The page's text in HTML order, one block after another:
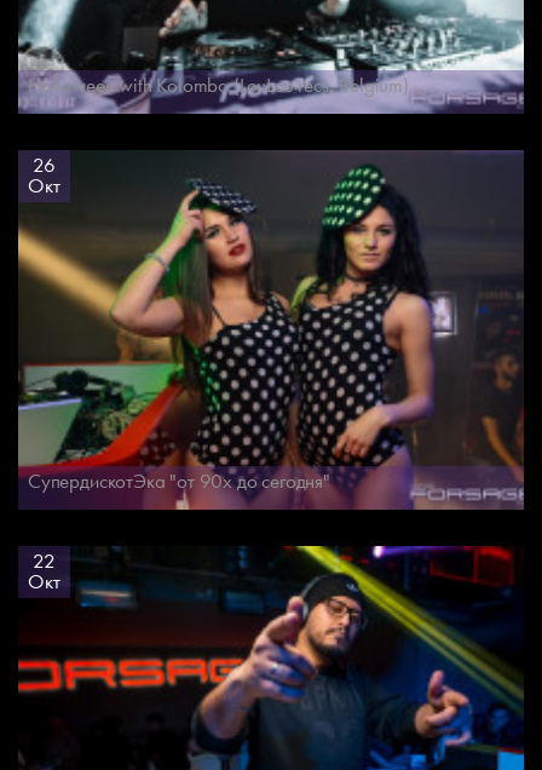
Halloween with Kolombo (LouLou recs, Belgium)
26
Окт
СупердискотЭка "от 90х до сегодня"
22
Окт